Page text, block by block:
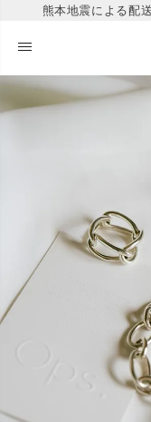
熊本地震による配